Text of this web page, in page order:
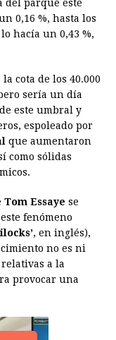
n
k
del parqué este
0,16 %, hasta los
hacía un 0,43 %,
cota de los 40.000
sería un día
este umbral y
espoleado por
que aumentaron
como sólidas
Tom Essaye se
fenómeno
, en inglés),
no es ni
a la
provocar una